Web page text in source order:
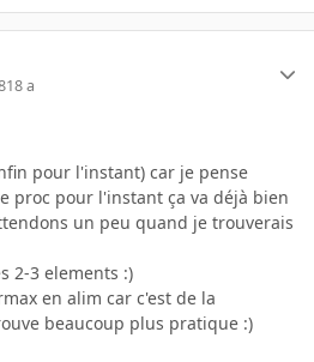
18 a
pour l'instant) car je pense
proc pour l'instant ça va déjà bien
un peu quand je trouverais
2-3 elements :)
en alim car c'est de la
beaucoup plus pratique :)